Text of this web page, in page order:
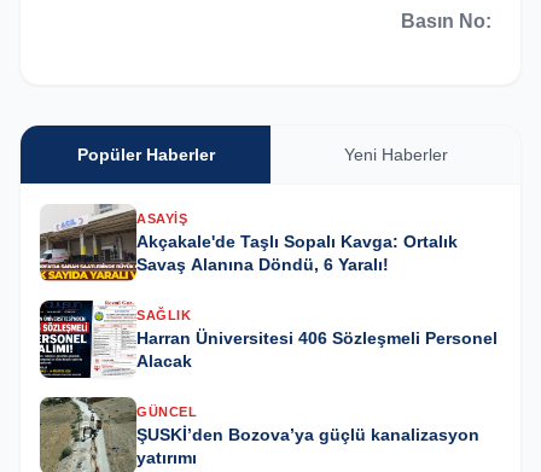
Basın No:
Popüler Haberler Yeni Haberler
ASAYIŞ
Akçakale'de Taşlı Sopalı Kavga: Ortalık
Savaş Alanına Döndü, 6 Yaralı!
SAĞLIK
Harran Üniversitesi 406 Sözleşmeli Personel
Alacak
GÜNCEL
ŞUSKİ’den Bozova’ya güçlü kanalizasyon
yatırımı